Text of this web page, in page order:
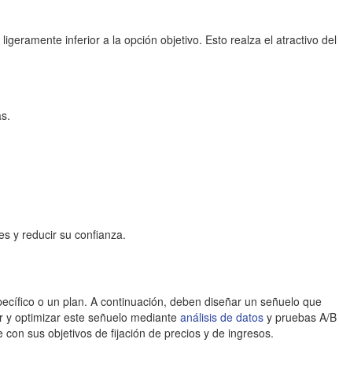
inferior a la opción objetivo. Esto realza el atractivo del
y reducir su confianza.
o un plan. A continuación, deben diseñar un señuelo que
optimizar este señuelo mediante análisis de datos y pruebas A/B
sus objetivos de fijación de precios y de ingresos.